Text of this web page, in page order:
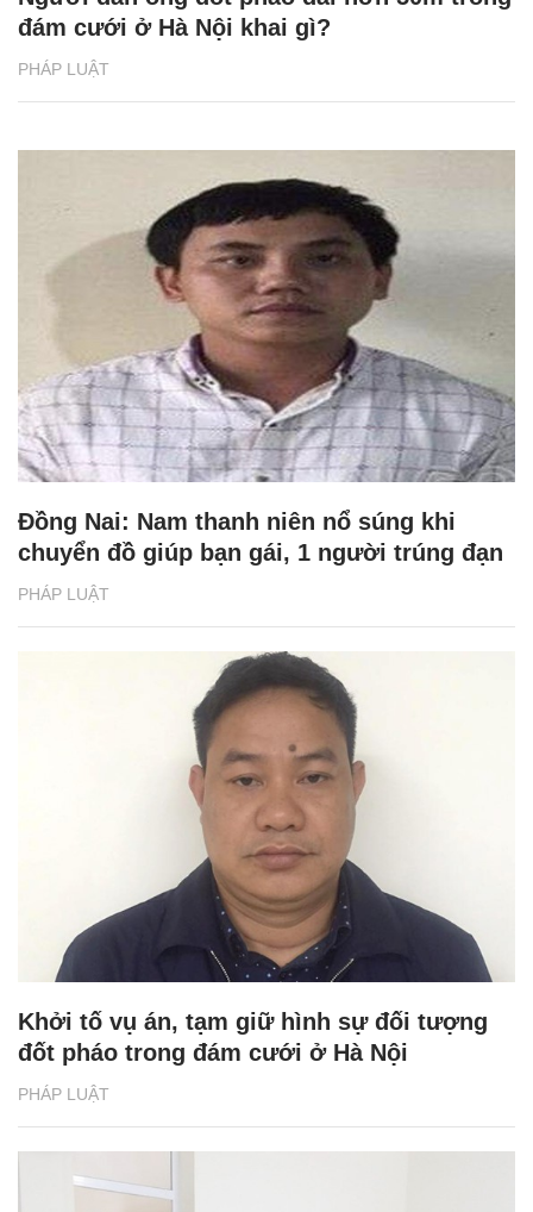
PHÁP LUẬT
đám cưới ở Hà Nội khai gì?
PHÁP LUẬT
Đồng Nai: Nam thanh niên nổ súng khi
chuyển đồ giúp bạn gái, 1 người trúng đạn
PHÁP LUẬT
Khởi tố vụ án, tạm giữ hình sự đối tượng
đốt pháo trong đám cưới ở Hà Nội